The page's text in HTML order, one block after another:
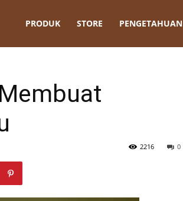
PRODUK STORE PENGETAHUAN
0
2216